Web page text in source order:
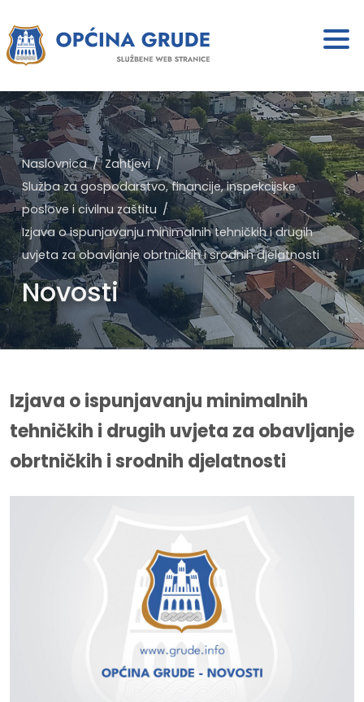
Naslovnica
Zahtjevi
Služba za gospodarstvo, financije, inspekcijske
poslove i civilnu zaštitu
Izjava o ispunjavanju minimalnih tehničkih i drugih
uvjeta za obavljanje obrtničkih i srodnih djelatnosti
Novosti
Izjava o ispunjavanju minimalnih
tehničkih i drugih uvjeta za obavljanje
obrtničkih i srodnih djelatnosti